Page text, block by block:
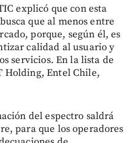
explicó que con esta
que al menos entre
porque, según él, es
calidad al usuario y
servicios. En la lista de
Holding, Entel Chile,
del espectro saldrá
para que los operadores